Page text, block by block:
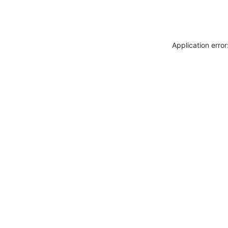
Application